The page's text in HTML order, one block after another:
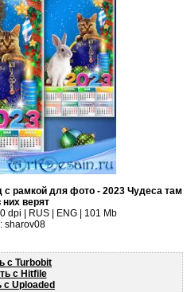
с рамкой для фото - 2023 Чудеса там
них верят
dpi | RUS | ENG | 101 Mb
sharov08
с Turbobit
с Hitfile
с Uploaded